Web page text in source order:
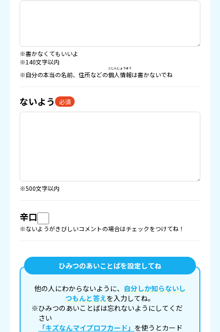
※書かなくてもいいよ
※140文字以内
※自分の本当の名前、住所などの個人情報
こじんじょうほう
は書かないでね
ないよう 必須
※500文字以内
辛口
※ないようがきびしいコメントの場合はチェックをつけてね！
ひみつのあいことばを設定してね
他の人にわからないように、 自分しか知らないし
つもんと答えを入力してね。
※ひみつのあいことばは忘れないようにしてくだ
さい
「キズなんマイプロフカード」 を使うとカード